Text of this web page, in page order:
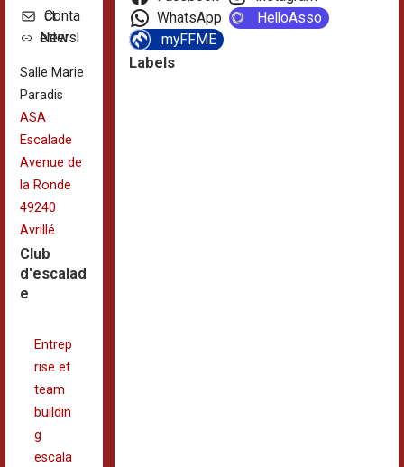
Contact
Newsletter
Salle Marie
Paradis
ASA
Escalade
Avenue de
la Ronde
49240
Avrillé
Club
d'escalad
e
Entrep
rise et
team
buildin
g
escala
WhatsApp
HelloAsso
myFFME
Labels